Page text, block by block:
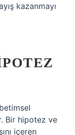
kazanmayı
Bir hipotez ve
içeren